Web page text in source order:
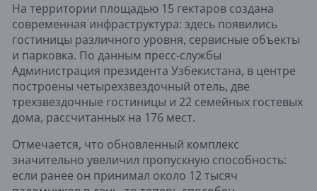
На территории площадью 15 гектаров создана
современная инфраструктура: здесь появились
гостиницы различного уровня, сервисные объекты
и парковка. По данным пресс-службы
Администрация президента Узбекистана, в центре
построены четырехзвездочный отель, две
трехзвездочные гостиницы и 22 семейных гостевых
дома, рассчитанных на 176 мест.
Отмечается, что обновленный комплекс
значительно увеличил пропускную способность:
если ранее он принимал около 12 тысяч